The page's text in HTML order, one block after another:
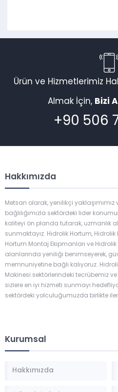
Ürün ve Hizmetlerimiz
Almak İçin, Bizi
+90 506
Hakkımızda
Metsan olarak, yenilikçi
bağlılığımızla sektördeki lider
kaliteyi ön planda tutarak, uzmanlık
sunmaktayız. Hidrolik Hortum, Hidrolik
Hortum Montaj Ekipmanları ve
alanlarında yeniliği benimseyerek,
memnuniyetine bağlı kalıyoruz.
Makinesi sektörlerindeki tecrübemiz ve
sizlere en iyi hizmeti sunmayı
sektördeki yolculuğumuzda birlikte
Kurumsal
Hakkımızda